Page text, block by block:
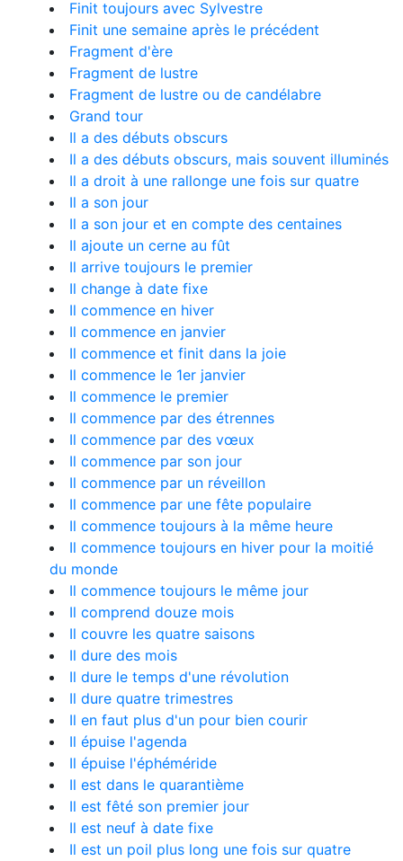
Finit toujours avec Sylvestre
Finit une semaine après le précédent
Fragment d'ère
Fragment de lustre
Fragment de lustre ou de candélabre
Grand tour
Il a des débuts obscurs
Il a des débuts obscurs, mais souvent illuminés
Il a droit à une rallonge une fois sur quatre
Il a son jour
Il a son jour et en compte des centaines
Il ajoute un cerne au fût
Il arrive toujours le premier
Il change à date fixe
Il commence en hiver
Il commence en janvier
Il commence et finit dans la joie
Il commence le 1er janvier
Il commence le premier
Il commence par des étrennes
Il commence par des vœux
Il commence par son jour
Il commence par un réveillon
Il commence par une fête populaire
Il commence toujours à la même heure
Il commence toujours en hiver pour la moitié
du monde
Il commence toujours le même jour
Il comprend douze mois
Il couvre les quatre saisons
Il dure des mois
Il dure le temps d'une révolution
Il dure quatre trimestres
Il en faut plus d'un pour bien courir
Il épuise l'agenda
Il épuise l'éphéméride
Il est dans le quarantième
Il est fêté son premier jour
Il est neuf à date fixe
Il est un poil plus long une fois sur quatre